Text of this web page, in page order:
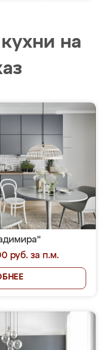
на
руб. за п.м.